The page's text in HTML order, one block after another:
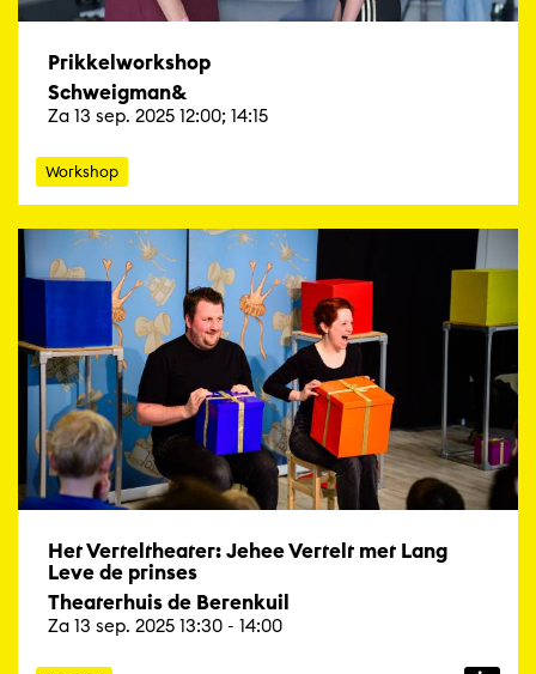
Prikkelworkshop
Schweigman&
Za 13 sep. 2025 12:00; 14:15
Workshop
Het Verteltheater: Jehee Vertelt met Lang
Leve de prinses
Theaterhuis de Berenkuil
Za 13 sep. 2025 13:30 - 14:00